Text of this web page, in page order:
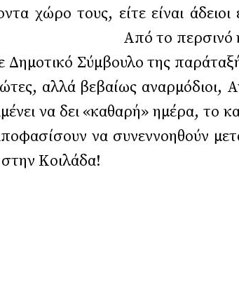
χώρο τους,
ξεκινά το
Δημοτικό Σύμβουλο της
αλλά βεβαίως
να δει «καθαρή» ημέρα, το
να συνεννοηθούν
Κοιλάδα!